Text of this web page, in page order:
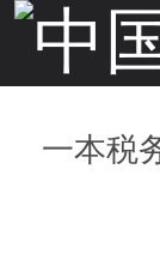
微视
一本税